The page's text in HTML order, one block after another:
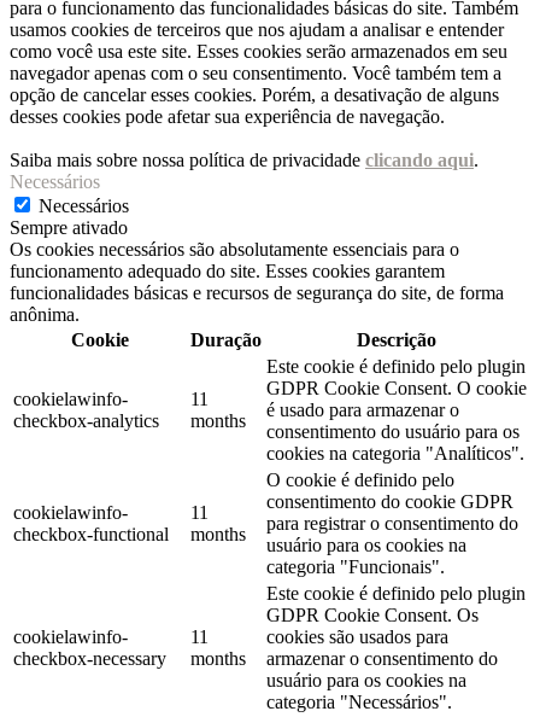
para o funcionamento das funcionalidades básicas do site. Também
usamos cookies de terceiros que nos ajudam a analisar e entender
como você usa este site. Esses cookies serão armazenados em seu
navegador apenas com o seu consentimento. Você também tem a
opção de cancelar esses cookies. Porém, a desativação de alguns
desses cookies pode afetar sua experiência de navegação.
Saiba mais sobre nossa política de privacidade clicando aqui.
Necessários
Necessários
Sempre ativado
Os cookies necessários são absolutamente essenciais para o
funcionamento adequado do site. Esses cookies garantem
funcionalidades básicas e recursos de segurança do site, de forma
anônima.
Cookie
Duração Descrição
cookielawinfo-
checkbox-analytics
11
months
Este cookie é definido pelo plugin
GDPR Cookie Consent. O cookie
é usado para armazenar o
consentimento do usuário para os
cookies na categoria "Analíticos".
cookielawinfo-
checkbox-functional
11
months
O cookie é definido pelo
consentimento do cookie GDPR
para registrar o consentimento do
usuário para os cookies na
categoria "Funcionais".
cookielawinfo-
checkbox-necessary
11
months
Este cookie é definido pelo plugin
GDPR Cookie Consent. Os
cookies são usados ​​para
armazenar o consentimento do
usuário para os cookies na
categoria "Necessários".